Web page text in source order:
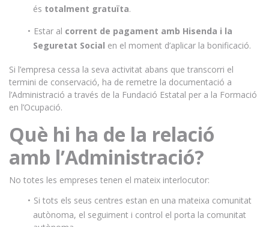
és totalment gratuïta.
Estar al corrent de pagament amb Hisenda i la
Seguretat Social en el moment d’aplicar la bonificació.
Si l’empresa cessa la seva activitat abans que transcorri el
termini de conservació, ha de remetre la documentació a
l’Administració a través de la Fundació Estatal per a la Formació
en l’Ocupació.
Què hi ha de la relació
amb l’Administració?
No totes les empreses tenen el mateix interlocutor:
Si tots els seus centres estan en una mateixa comunitat
autònoma, el seguiment i control el porta la comunitat